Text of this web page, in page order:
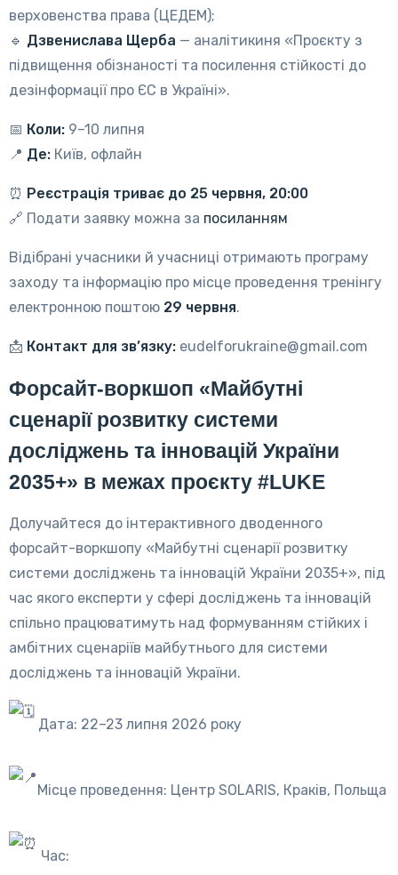
верховенства права (ЦЕДЕМ);
🔹 Дзвенислава Щерба — аналітикиня «Проєкту з
підвищення обізнаності та посилення стійкості до
дезінформації про ЄС в Україні».
📅 Коли: 9–10 липня
📍 Де: Київ, офлайн
⏰ Реєстрація триває до 25 червня, 20:00
🔗 Подати заявку можна за посиланням
Відібрані учасники й учасниці отримають програму
заходу та інформацію про місце проведення тренінгу
електронною поштою 29 червня.
📩 Контакт для зв’язку: eudelforukraine@gmail.com
Форсайт-воркшоп «Майбутні
сценарії розвитку системи
досліджень та інновацій України
2035+» в межах проєкту #LUKE
Долучайтеся до інтерактивного дводенного
форсайт-воркшопу «Майбутні сценарії розвитку
системи досліджень та інновацій України 2035+», під
час якого експерти у сфері досліджень та інновацій
спільно працюватимуть над формуванням стійких і
амбітних сценаріїв майбутнього для системи
досліджень та інновацій України.
Дата: 22–23 липня 2026 року
Місце проведення: Центр SOLARIS, Краків, Польща
Час: